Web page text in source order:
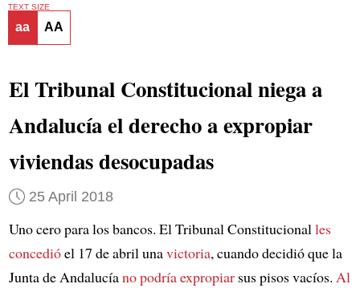
TEXT SIZE
aa AA
El Tribunal Constitucional niega a
Andalucía el derecho a expropiar
viviendas desocupadas
25 April 2018
Uno cero para los bancos. El Tribunal Constitucionalles
concedióel 17 de abril unavictoria, cuando decidió que la
Junta de Andalucíano podría expropiarsus pisos vacíos. Al